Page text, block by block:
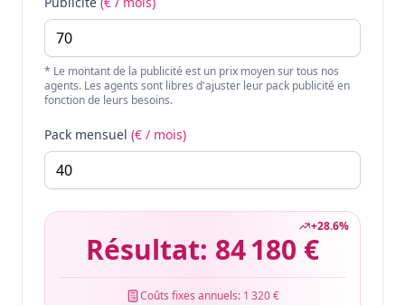
* Le montant de la publicité est un prix moyen sur tous nos
agents. Les agents sont libres d'ajuster leur pack publicité en
fonction de leurs besoins.
Pack mensuel (€ / mois)
+28.6%
Résultat: 84 180 €
Coûts fixes annuels: 1 320 €